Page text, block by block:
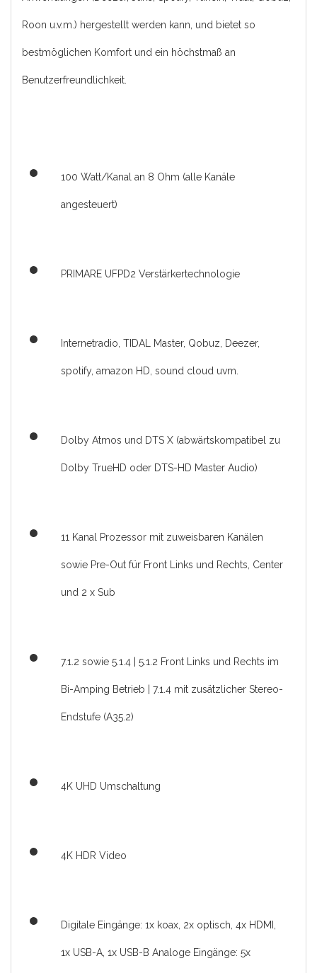
Roon u.v.m.) hergestellt werden kann, und bietet so
bestmöglichen Komfort und ein höchstmaß an
Benutzerfreundlichkeit.
100 Watt/Kanal an 8 Ohm (alle Kanäle
angesteuert)
PRIMARE UFPD2 Verstärkertechnologie
Internetradio, TIDAL Master, Qobuz, Deezer,
spotify, amazon HD, sound cloud uvm.
Dolby Atmos und DTS X (abwärtskompatibel zu
Dolby TrueHD oder DTS-HD Master Audio)
11 Kanal Prozessor mit zuweisbaren Kanälen
sowie Pre-Out für Front Links und Rechts, Center
und 2 x Sub
7.1.2 sowie 5.1.4 | 5.1.2 Front Links und Rechts im
Bi-Amping Betrieb | 7.1.4 mit zusätzlicher Stereo-
Endstufe (A35.2)
4K UHD Umschaltung
4K HDR Video
Digitale Eingänge: 1x koax, 2x optisch, 4x HDMI,
1x USB-A, 1x USB-B Analoge Eingänge: 5x